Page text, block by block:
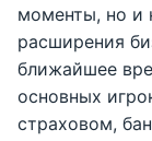
моменты, но и
расширения
ближайшее
основных
страховом,